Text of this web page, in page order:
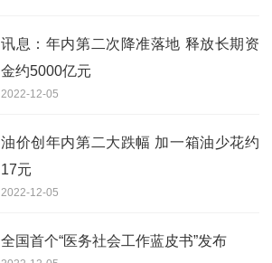
讯息：年内第二次降准落地 释放长期资
金约5000亿元
2022-12-05
油价创年内第二大跌幅 加一箱油少花约
17元
2022-12-05
全国首个“医务社会工作蓝皮书”发布